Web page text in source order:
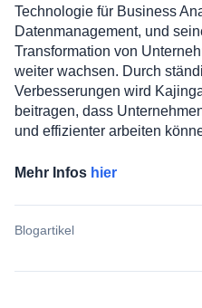
Technologie für Business
Datenmanagement, und
Transformation von
weiter wachsen. Durch
Verbesserungen wird
beitragen, dass
und effizienter arbeiten
Mehr Infos hier
Blogartikel